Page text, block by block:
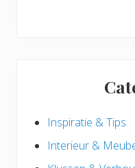
Inspiratie & Tips
Interieur &